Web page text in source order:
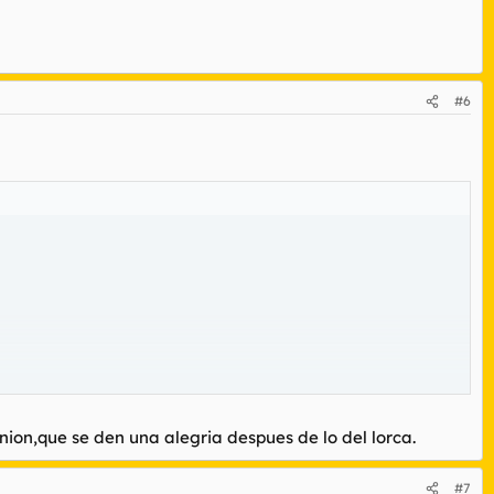
#6
se den una alegria despues de lo del lorca.
#7